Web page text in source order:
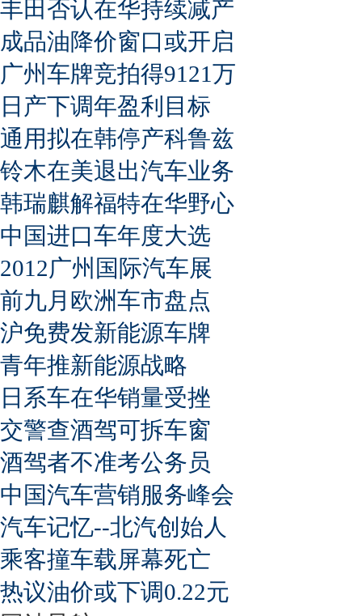
丰田否认在华持续减产
成品油降价窗口或开启
广州车牌竞拍得9121万
日产下调年盈利目标
通用拟在韩停产科鲁兹
铃木在美退出汽车业务
韩瑞麒解福特在华野心
中国进口车年度大选
2012广州国际汽车展
前九月欧洲车市盘点
沪免费发新能源车牌
青年推新能源战略
日系车在华销量受挫
交警查酒驾可拆车窗
酒驾者不准考公务员
中国汽车营销服务峰会
汽车记忆--北汽创始人
乘客撞车载屏幕死亡
热议油价或下调0.22元